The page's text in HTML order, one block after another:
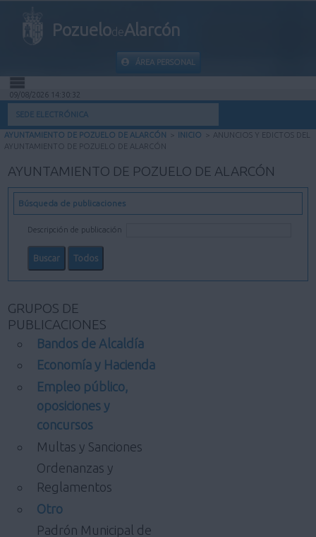
PozuelodeAlarcón
ÁREA PERSONAL
INICIO
INFORMACIÓN PÚBLICA
MI CARPETA
INFORMACIÓN MUNICIPAL
09/08/2026 14:30:33
SEDE ELECTRÓNICA
AYUNTAMIENTO DE POZUELO DE ALARCÓN > INICIO > ANUNCIOS Y EDICTOS DEL
AYUNTAMIENTO DE POZUELO DE ALARCÓN
AYUNTAMIENTO DE POZUELO DE ALARCÓN
Búsqueda de publicaciones
Descripción de publicación
GRUPOS DE
PUBLICACIONES
Bandos de Alcaldía
Economía y Hacienda
Empleo público,
oposiciones y
concursos
Multas y Sanciones
Ordenanzas y
Reglamentos
Otro
Padrón Municipal de